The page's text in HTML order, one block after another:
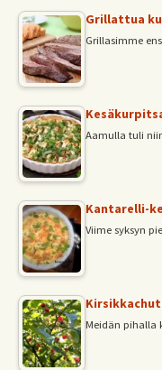
Grillattua
Grillasimme
Aamulla tuli
Kantarelli-
Viime syksyn
Meidän pihalla